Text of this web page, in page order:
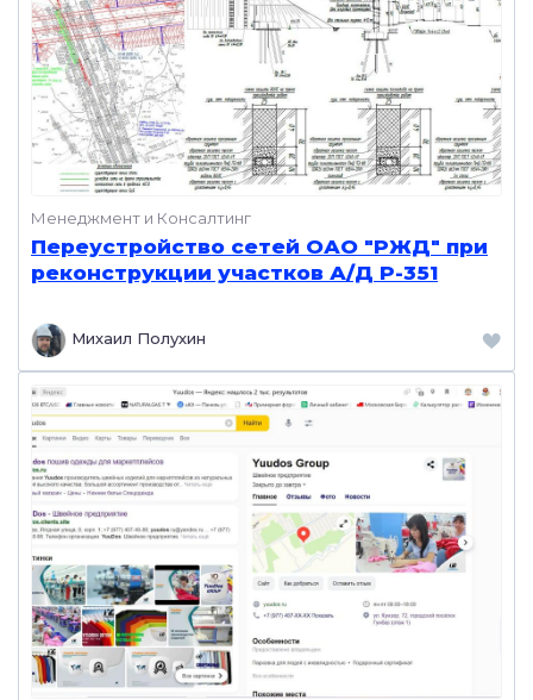
Менеджмент и Консалтинг
Переустройство сетей ОАО "РЖД" при
реконструкции участков А/Д Р-351
Михаил Полухин